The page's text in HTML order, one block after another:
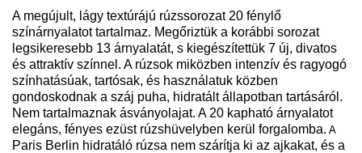
A megújult, lágy textúrájú rúzssorozat 20 fénylő
színárnyalatot tartalmaz. Megőriztük a korábbi sorozat
legsikeresebb 13 árnyalatát, s kiegészítettük 7 új, divatos
és attraktív színnel. A rúzsok miközben intenzív és ragyogó
színhatásúak, tartósak, és használatuk közben
gondoskodnak a száj puha, hidratált állapotban tartásáról.
Nem tartalmaznak ásványolajat. A 20 kapható árnyalatot
elegáns, fényes ezüst rúzshüvelyben kerül forgalomba. A
Paris Berlin hidratáló rúzsa nem szárítja ki az ajkakat, és a